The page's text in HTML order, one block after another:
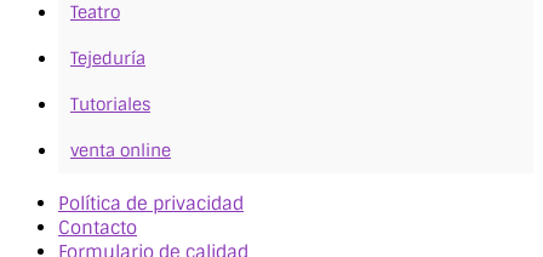
Teatro
Tejeduría
Tutoriales
venta online
Política de privacidad
Contacto